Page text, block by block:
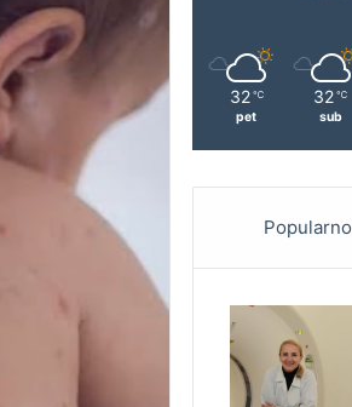
32 ℃
pet
32 ℃
sub
Popularno